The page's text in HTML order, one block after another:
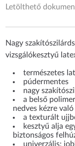
Letölthető
Nagy
vizsgálókesztyű
természetes
púdermentes
nagy
a belső
nedves kézre
a texturált
kesztyű alja
biztonságos
univerzális: